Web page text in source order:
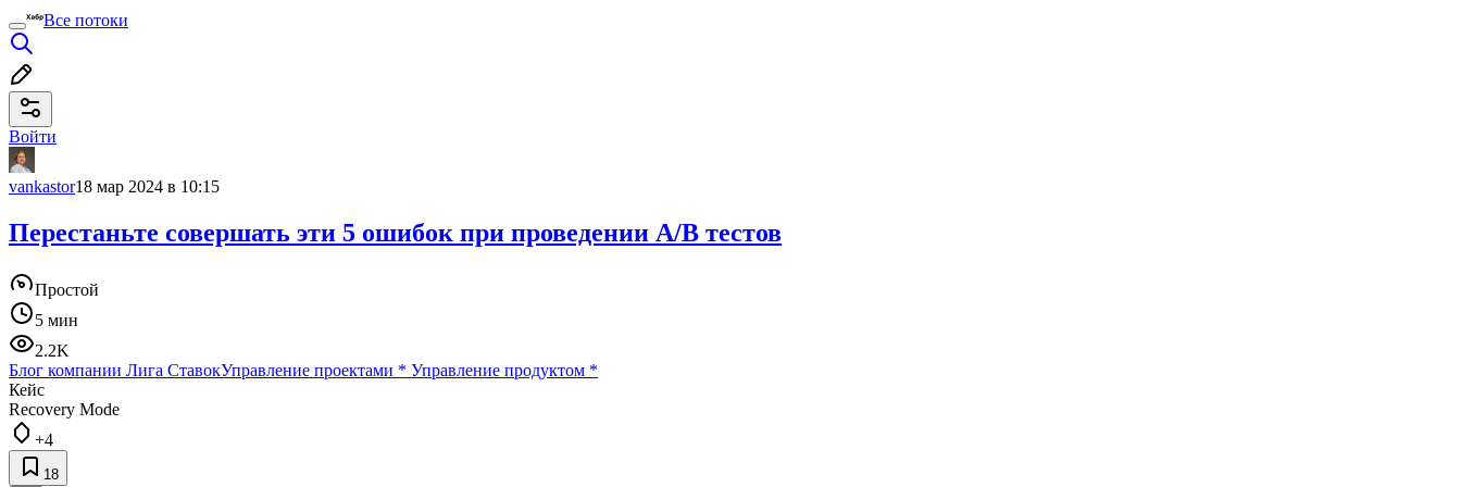
Все потоки
Войти
vankastor18 мар 2024 в 10:15
Перестаньте совершать эти 5 ошибок при проведении A/B тестов
Простой
5 мин
2.2K
Блог компании Лига СтавокУправление проектами * Управление продуктом *
Кейс
Recovery Mode
+4
18